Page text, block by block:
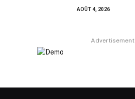
AOÛT 4, 2026
Advertisement